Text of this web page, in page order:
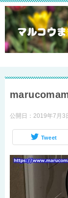
公開日： 2019年7月3
Tweet